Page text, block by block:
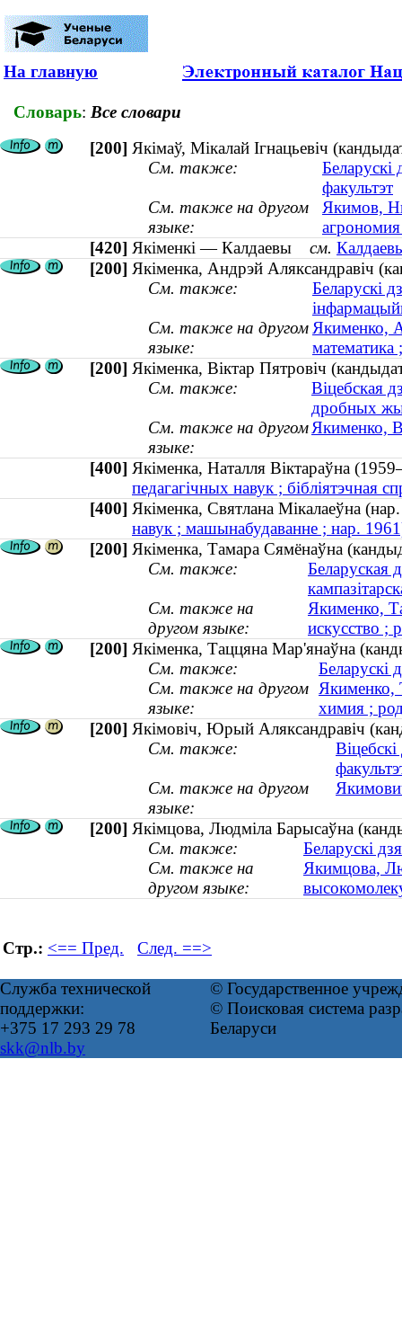
На главную
Словарь: Все словари
[200] Якімаў, Мікалай Ігнацьевіч
См. также:
Беларускі
факультэт
См. также на другом
языке:
Якимов,
[420] Якіменкі — Калдаевы см.
[200] Якіменка, Андрэй Аляксандравіч
См. также:
Беларускі
См. также на другом
языке:
Якименко,
[200] Якіменка, Віктар Пятровіч
См. также:
Віцебская
дробных
См. также на другом
языке:
Якименко,
[400] Якіменка, Наталля Віктараўна
педагагічных навук ; бібліятэчная
[400] Якіменка, Святлана Мікалаеўна
навук ; машынабудаванне ; нар.
[200] Якіменка, Тамара Сямёнаўна
См. также:
Беларуская
См. также на
другом языке:
Якименко,
искусство ;
[200] Якіменка, Таццяна Мар'янаўна
См. также:
Беларускі
См. также на другом
языке:
Якименко,
химия ;
[200] Якімовіч, Юрый Аляксандравіч
См. также:
См. также на другом
языке:
[200] Якімцова, Людміла Барысаўна
См. также:
Беларускі
См. также на
другом языке:
Якимцова,
Стр.: <== Пред. След. ==>
Служба технической
поддержки:
+375 17 293 29 78
skk@nlb.by
© Государственное
© Поисковая система
Беларуси